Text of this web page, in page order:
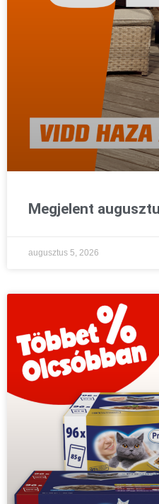
Megjelent
augusztus 5, 2026